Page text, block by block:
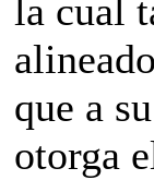
la cual
que a
otorga